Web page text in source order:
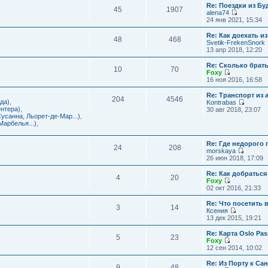
ю
о
б
щ
е
н
и
ю
е
м
у
с
о
о
б
щ
е
и
ю
л
д
н
е
м
у
с
о
б
щ
е
н
и
к
п
о
л
е
д
н
е
у
с
о
о
б
и
ю
45 1907
Re: Поездки из
alena74
П
е
р
е
й
т
к
п
о
л
е
д
с
о
о
щ
н
и
ю
24 янв 2021, 15:34
48 468
Re: Как доехать
Svetik-FrekenSnork
13 апр 2018, 12:20
10 70
Re: Сколько
Foxy
П
е
р
е
й
т
п
о
с
л
е
д
н
е
с
о
о
щ
н
и
ю
16 ноя 2016, 16:58
Льорет-де-Мар...)
204 4546
Re: Транспорт из
Kontrabas
П
й
т
п
о
л
е
д
е
с
о
о
щ
30 авг 2018, 23:07
24 208
Re: Где недорого
morskaya
П
е
р
е
й
т
к
п
о
л
д
н
е
26 июн 2018, 17:09
4 20
Re: Как
Foxy
П
е
р
е
й
т
к
п
о
л
02 окт 2016, 21:33
3 14
Re: Что посетить
Ксения
П
е
р
е
й
т
13 дек 2015, 19:21
5 23
Re: Карта Oslo
Foxy
П
е
р
12 сен 2014, 10:02
Re: Из Порту к